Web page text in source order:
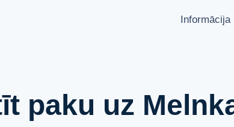
Informācija
Pārvadātāju partneri
Aizliegumi un ierobežojumi
English
paku uz